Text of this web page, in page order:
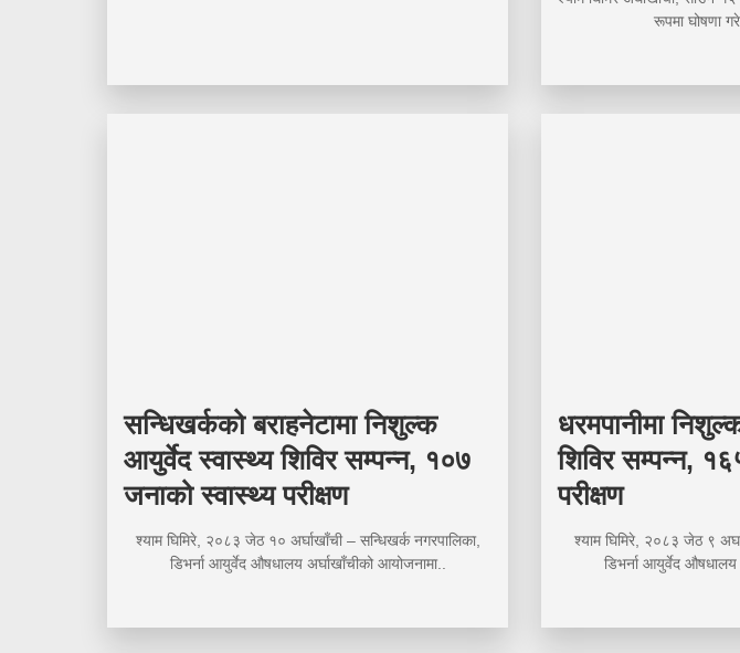
रूपमा घोषणा
सन्धिखर्कको बराहनेटामा निशुल्क
आयुर्वेद स्वास्थ्य शिविर सम्पन्न, १०७
जनाको स्वास्थ्य परीक्षण
श्याम घिमिरे, २०८३ जेठ १० अर्घाखाँची – सन्धिखर्क नगरपालिका,
डिभर्ना आयुर्वेद औषधालय अर्घाखाँचीको आयोजनामा..
धरमपानीमा
शिविर सम्पन्न,
परीक्षण
श्याम घिमिरे, २०८३ जेठ ९
डिभर्ना आयुर्वेद औषधालय